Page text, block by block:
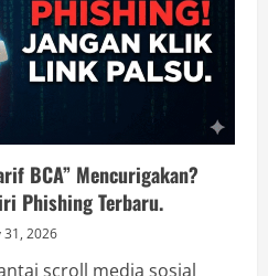
BCA” Mencurigakan?
Phishing Terbaru.
31, 2026
scroll media sosial